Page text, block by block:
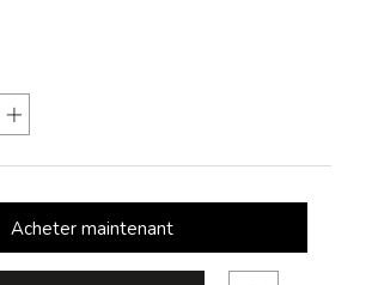
Acheter maintenant